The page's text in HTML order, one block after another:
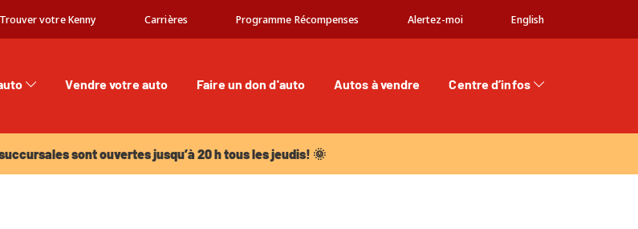
Trouver votre Kenny Carrières Programme Récompenses Alertez-moi English
Vendre votre auto Faire un don d'auto Autos à vendre
Centre d’infos
sont ouvertes jusqu’à 20 h tous les jeudis! 🌞